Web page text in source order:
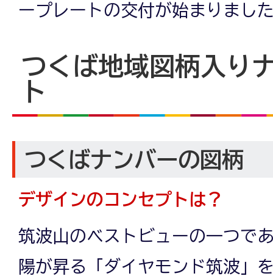
ープレートの交付が始まりまし
つくば地域図柄入り
ト
つくばナンバーの図柄
デザインのコンセプトは？
筑波山のベストビューの一つで
陽が昇る「ダイヤモンド筑波」